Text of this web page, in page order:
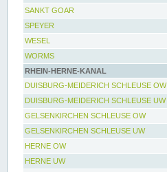
SANKT GOAR
SPEYER
WESEL
WORMS
RHEIN-HERNE-KANAL
DUISBURG-MEIDERICH SCHLEUSE OW
DUISBURG-MEIDERICH SCHLEUSE UW
GELSENKIRCHEN SCHLEUSE OW
GELSENKIRCHEN SCHLEUSE UW
HERNE OW
HERNE UW